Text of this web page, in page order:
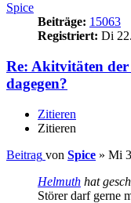
Spice
Beiträge: 15063
Registriert: Di
Re: Akitvitäten
dagegen?
Zitieren
Zitieren
Beitrag von Spice » Mi
Helmuth hat
Störer darf gerne